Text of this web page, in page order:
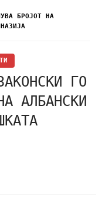
БРОЈОТ НА
ГО
АЛБАНСКИ